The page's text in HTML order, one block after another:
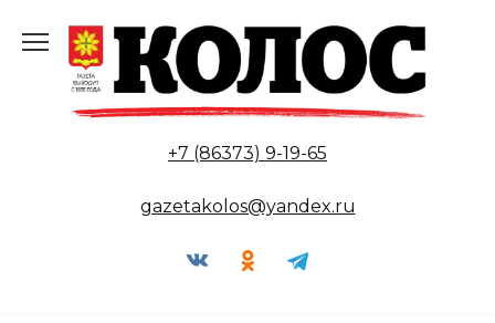
содержанию
+7 (86373) 9-19-65
gazetakolos@yandex.ru